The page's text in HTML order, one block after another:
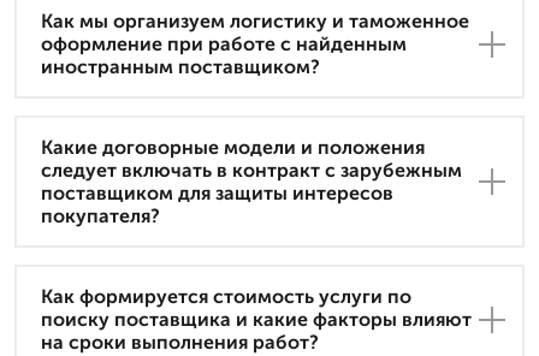
Как мы организуем логистику и таможенное
оформление при работе с найденным
иностранным поставщиком?
Какие договорные модели и положения
следует включать в контракт с зарубежным
поставщиком для защиты интересов
покупателя?
Как формируется стоимость услуги по
поиску поставщика и какие факторы влияют
на сроки выполнения работ?